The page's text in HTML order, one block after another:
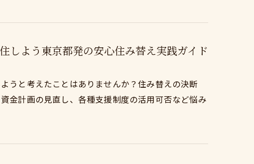
しよう東京都発の安心住み替え実践ガイド
うと考えたことはありませんか？住み替えの決断
金計画の見直し、各種支援制度の活用可否など悩み